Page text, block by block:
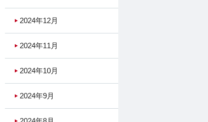
2024年12月
2024年11月
2024年10月
2024年9月